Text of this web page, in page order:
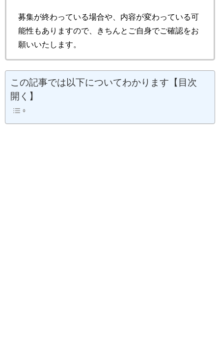
募集が終わっている場合や、内容が変わっている可
能性もありますので、きちんとご自身でご確認をお
願いいたします。
この記事では以下についてわかります【目次
開く】